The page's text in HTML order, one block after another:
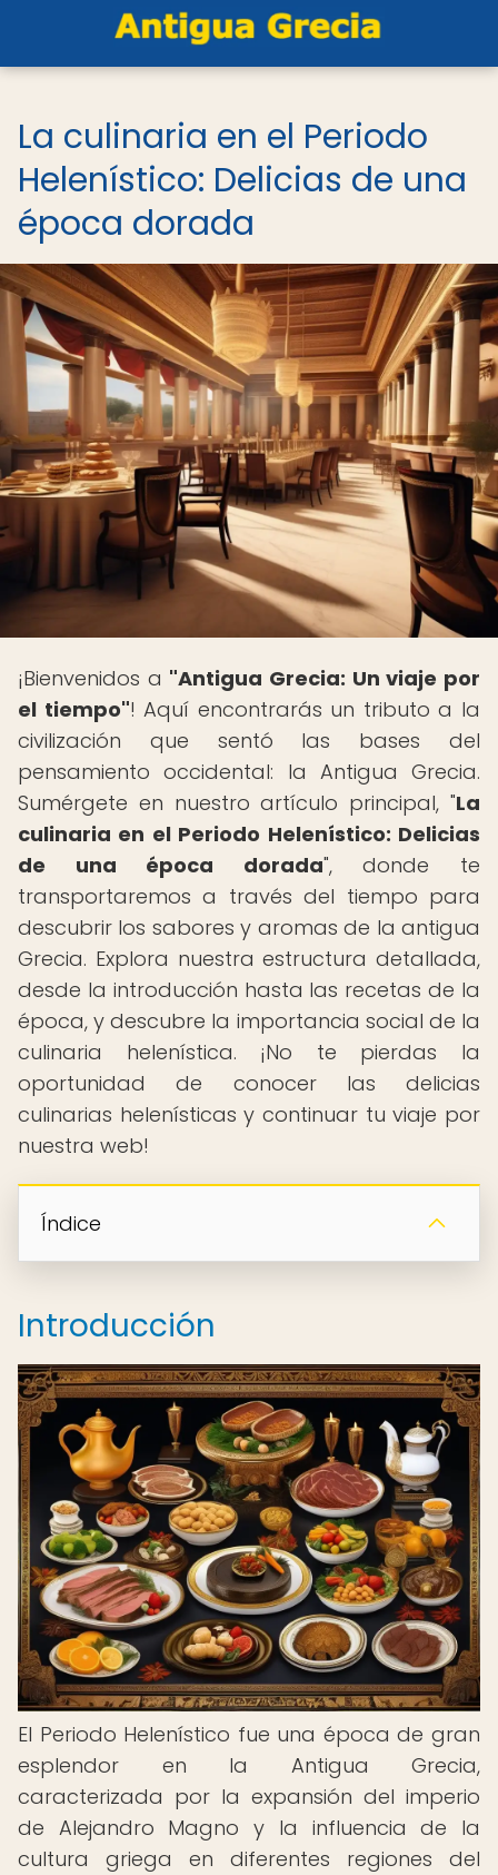
La culinaria en el Periodo
Helenístico: Delicias de una
época dorada
¡Bienvenidos a "Antigua Grecia: Un viaje por
el tiempo"! Aquí encontrarás un tributo a la
civilización que sentó las bases del
pensamiento occidental: la Antigua Grecia.
Sumérgete en nuestro artículo principal, "La
culinaria en el Periodo Helenístico: Delicias
de una época dorada", donde te
transportaremos a través del tiempo para
descubrir los sabores y aromas de la antigua
Grecia. Explora nuestra estructura detallada,
desde la introducción hasta las recetas de la
época, y descubre la importancia social de la
culinaria helenística. ¡No te pierdas la
oportunidad de conocer las delicias
culinarias helenísticas y continuar tu viaje por
nuestra web!
Índice
Introducción
El Periodo Helenístico fue una época de gran
esplendor en la Antigua Grecia,
caracterizada por la expansión del imperio
de Alejandro Magno y la influencia de la
cultura griega en diferentes regiones del